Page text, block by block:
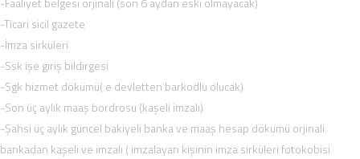
-Ticari sicil gazete
-İmza sirküleri
-Ssk işe giriş bildirgesi
-Sgk hizmet dökümü( e devletten barkodlu olucak)
-Son üç aylık maaş bordrosu (kaşeli imzalı)
-Şahsi üç aylık güncel bakiyeli banka ve maaş hesap dökümü orjinali
bankadan kaşeli ve imzalı ( imzalayan kişinin imza sirküleri fotokobisi